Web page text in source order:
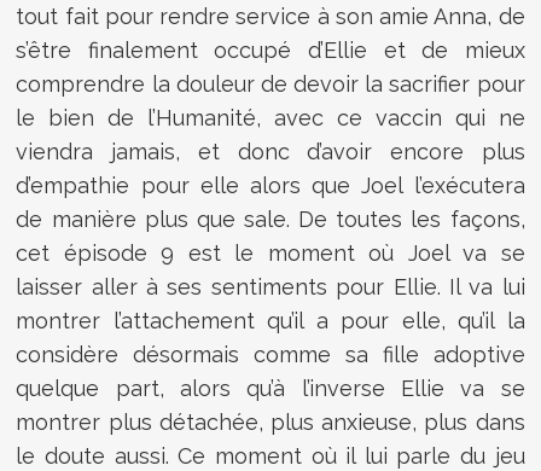
tout fait pour rendre service à son amie Anna, de
s’être finalement occupé d’Ellie et de mieux
comprendre la douleur de devoir la sacrifier pour
le bien de l’Humanité, avec ce vaccin qui ne
viendra jamais, et donc d’avoir encore plus
d’empathie pour elle alors que Joel l’exécutera
de manière plus que sale. De toutes les façons,
cet épisode 9 est le moment où Joel va se
laisser aller à ses sentiments pour Ellie. Il va lui
montrer l’attachement qu’il a pour elle, qu’il la
considère désormais comme sa fille adoptive
quelque part, alors qu’à l’inverse Ellie va se
montrer plus détachée, plus anxieuse, plus dans
le doute aussi. Ce moment où il lui parle du jeu